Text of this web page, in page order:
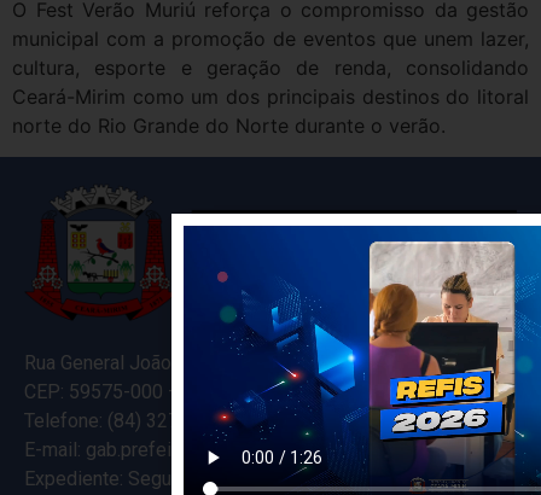
O Fest Verão Muriú reforça o compromisso da gestão
municipal com a promoção de eventos que unem lazer,
cultura, esporte e geração de renda, consolidando
Ceará-Mirim como um dos principais destinos do litoral
norte do Rio Grande do Norte durante o verão.
Rua General João Varela, 635
CEP: 59575-000 – Ceará-Mirim – RN
Telefone: (84) 3274-5916
E-mail: gab.prefeitocearamirim@gmail.com
Expediente: Segunda à Sexta